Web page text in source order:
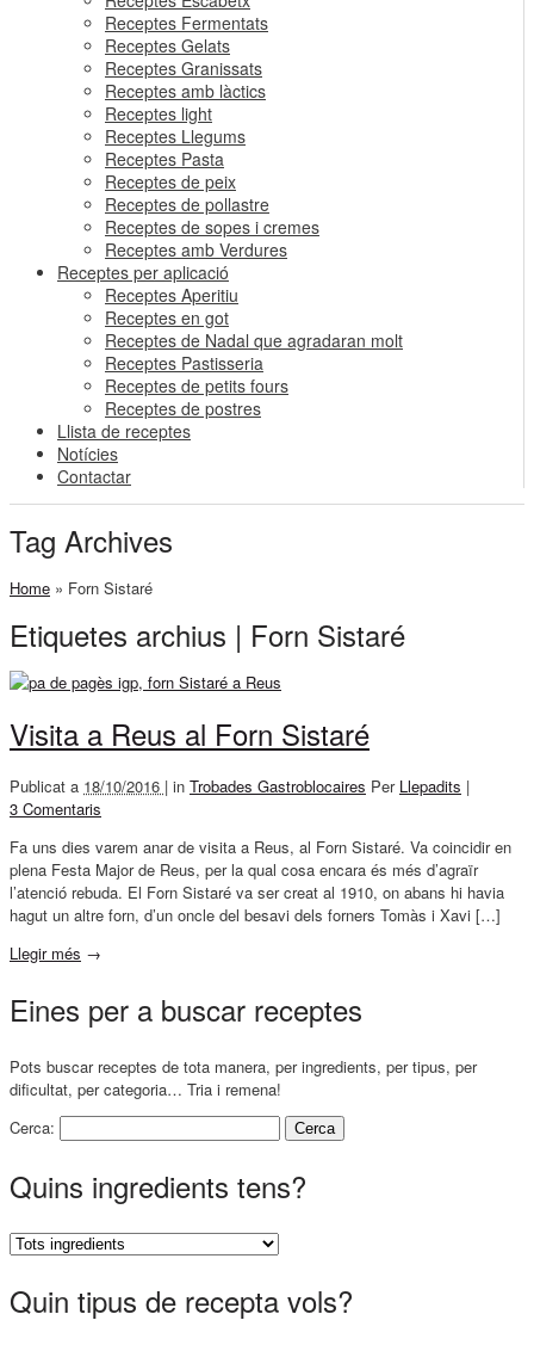
Receptes Fermentats
Receptes Gelats
Receptes Granissats
Receptes amb làctics
Receptes light
Receptes Llegums
Receptes Pasta
Receptes de peix
Receptes de pollastre
Receptes de sopes i cremes
Receptes amb Verdures
Receptes per aplicació
Receptes Aperitiu
Receptes en got
Receptes de Nadal que agradaran molt
Receptes Pastisseria
Receptes de petits fours
Receptes de postres
Llista de receptes
Notícies
Contactar
Tag Archives
Home » Forn Sistaré
Etiquetes archius | Forn Sistaré
Visita a Reus al Forn Sistaré
Publicat a 18/10/2016 | in Trobades Gastroblocaires Per Llepadits |
3 Comentaris
Fa uns dies varem anar de visita a Reus, al Forn Sistaré. Va coincidir en
plena Festa Major de Reus, per la qual cosa encara és més d’agraïr
l’atenció rebuda. El Forn Sistaré va ser creat al 1910, on abans hi havia
hagut un altre forn, d’un oncle del besavi dels forners Tomàs i Xavi […]
Llegir més →
Eines per a buscar receptes
Pots buscar receptes de tota manera, per ingredients, per tipus, per
dificultat, per categoria… Tria i remena!
Cerca:
Quins ingredients tens?
Quin tipus de recepta vols?